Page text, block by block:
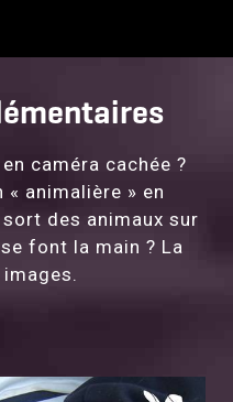
caméra cachée ?
animalière » en
des animaux sur
font la main ? La